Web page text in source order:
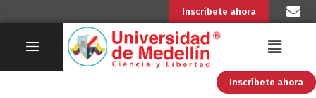
Inscríbete ahora
Inscríbete ahora